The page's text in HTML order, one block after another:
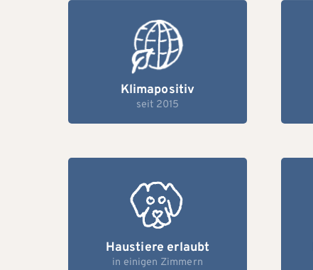
Klimapositiv
seit 2015
Haustiere erlaubt
in einigen Zimmern